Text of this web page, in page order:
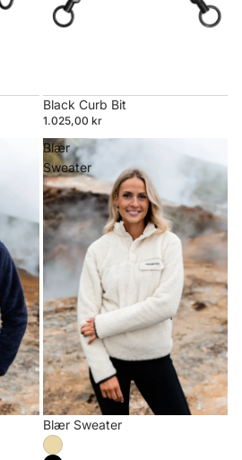
Black Curb Bit
1.025,00 kr
Blær
Sweater
Udsalg
Blær Sweater